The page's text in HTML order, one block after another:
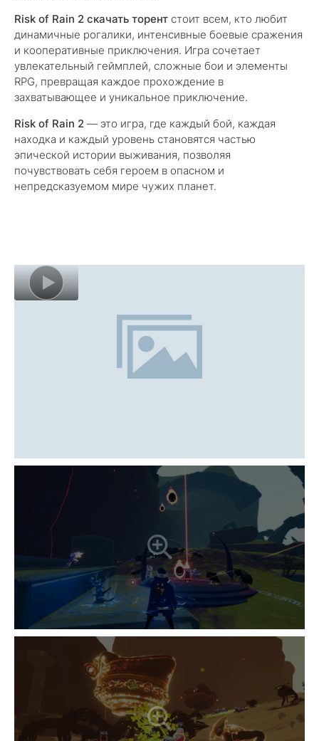
Risk of Rain 2 скачать торент стоит всем, кто любит
динамичные рогалики, интенсивные боевые сражения
и кооперативные приключения. Игра сочетает
увлекательный геймплей, сложные бои и элементы
RPG, превращая каждое прохождение в
захватывающее и уникальное приключение.
Risk of Rain 2 — это игра, где каждый бой, каждая
находка и каждый уровень становятся частью
эпической истории выживания, позволяя
почувствовать себя героем в опасном и
непредсказуемом мире чужих планет.